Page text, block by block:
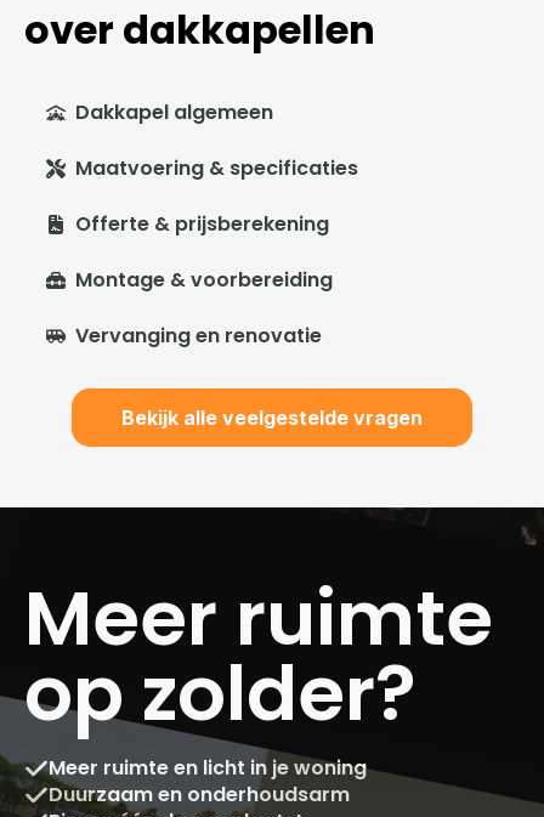
over dakkapellen
Dakkapel algemeen
Maatvoering & specificaties
Offerte & prijsberekening
Montage & voorbereiding
Vervanging en renovatie
Bekijk alle veelgestelde vragen
Meer ruimte
op zolder?
Meer ruimte en licht in je woning
Duurzaam en onderhoudsarm